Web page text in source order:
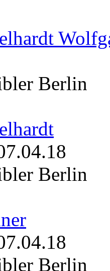
Berlin
Berlin
Berlin